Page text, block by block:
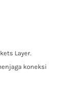
Layer.
koneksi